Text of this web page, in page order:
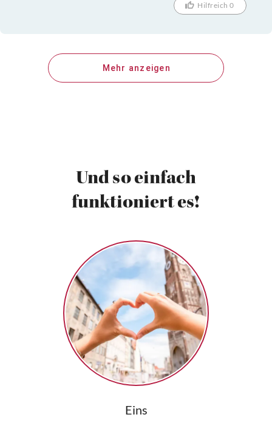
Hilfreich 0
Mehr anzeigen
Und so einfach
funktioniert es!
Eins